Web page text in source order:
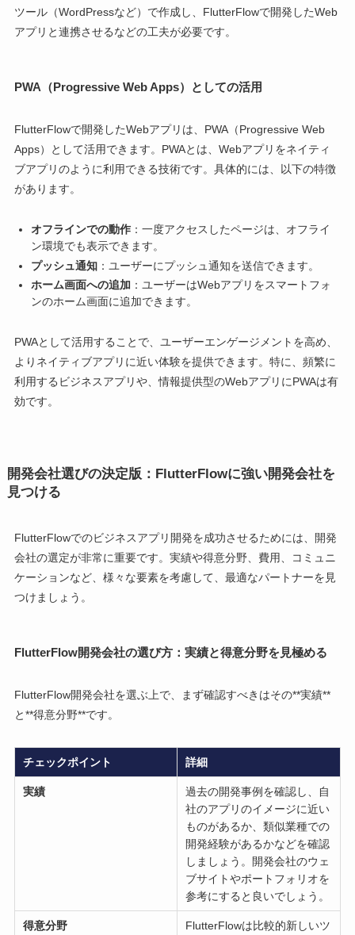
ツール（WordPressなど）で作成し、FlutterFlowで開発したWeb
アプリと連携させるなどの工夫が必要です。
PWA（Progressive Web Apps）としての活用
FlutterFlowで開発したWebアプリは、PWA（Progressive Web
Apps）として活用できます。PWAとは、Webアプリをネイティ
ブアプリのように利用できる技術です。具体的には、以下の特徴
があります。
オフラインでの動作：一度アクセスしたページは、オフライ
ン環境でも表示できます。
プッシュ通知：ユーザーにプッシュ通知を送信できます。
ホーム画面への追加 ：ユーザーはWebアプリをスマートフォ
ンのホーム画面に追加できます。
PWAとして活用することで、ユーザーエンゲージメントを高め、
よりネイティブアプリに近い体験を提供できます。特に、頻繁に
利用するビジネスアプリや、情報提供型のWebアプリにPWAは有
効です。
開発会社選びの決定版：FlutterFlowに強い開発会社を
見つける
FlutterFlowでのビジネスアプリ開発を成功させるためには、開発
会社の選定が非常に重要です。実績や得意分野、費用、コミュニ
ケーションなど、様々な要素を考慮して、最適なパートナーを見
つけましょう。
FlutterFlow開発会社の選び方：実績と得意分野を見極める
FlutterFlow開発会社を選ぶ上で、まず確認すべきはその**実績**
と**得意分野**です。
チェックポイント 詳細
実績
過去の開発事例を確認し、自
社のアプリのイメージに近い
ものがあるか、類似業種での
開発経験があるかなどを確認
しましょう。開発会社のウェ
ブサイトやポートフォリオを
参考にすると良いでしょう。
得意分野
FlutterFlowは比較的新しいツ